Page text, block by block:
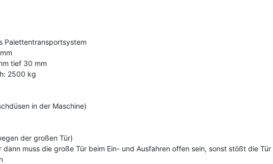
Palettentransportsystem
tief 30 mm
2500 kg
in der Maschine)
der großen Tür)
muss die große Tür beim Ein- und Ausfahren offen sein, sonst stößt die